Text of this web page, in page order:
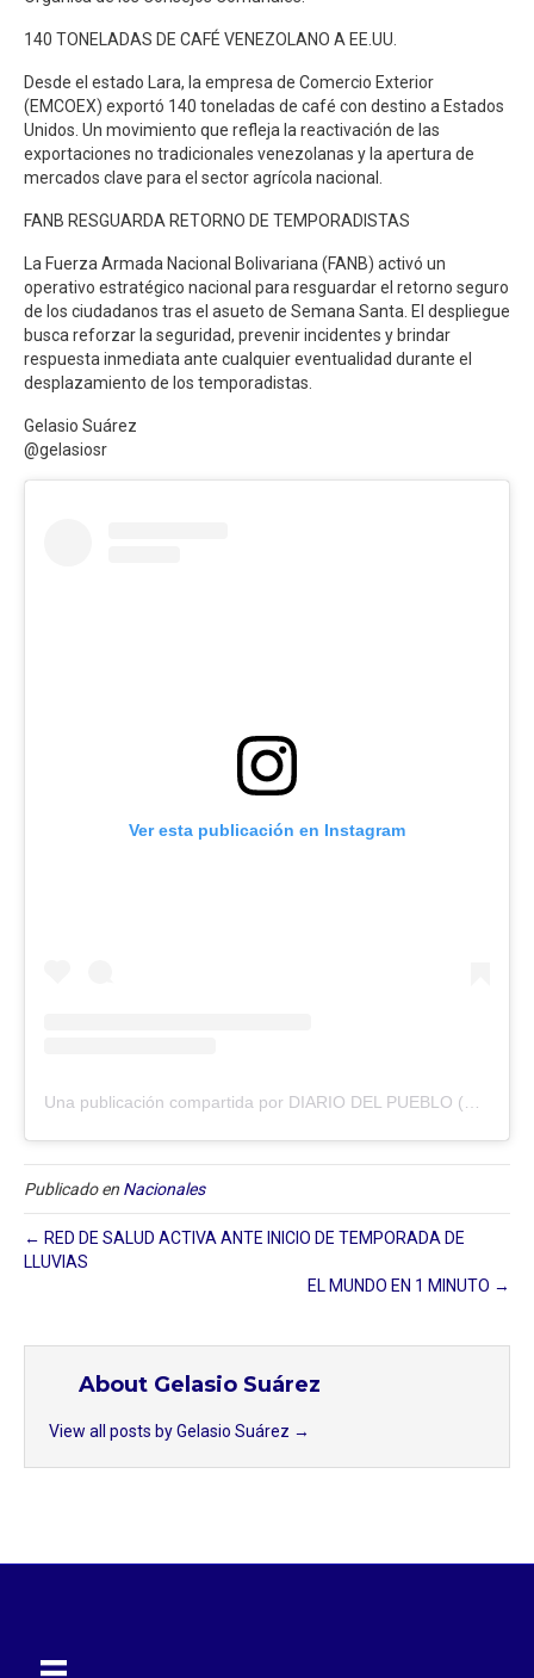
140 TONELADAS DE CAFÉ VENEZOLANO A EE.UU.
Desde el estado Lara, la empresa de Comercio Exterior
(EMCOEX) exportó 140 toneladas de café con destino a Estados
Unidos. Un movimiento que refleja la reactivación de las
exportaciones no tradicionales venezolanas y la apertura de
mercados clave para el sector agrícola nacional.
FANB RESGUARDA RETORNO DE TEMPORADISTAS
La Fuerza Armada Nacional Bolivariana (FANB) activó un
operativo estratégico nacional para resguardar el retorno seguro
de los ciudadanos tras el asueto de Semana Santa. El despliegue
busca reforzar la seguridad, prevenir incidentes y brindar
respuesta inmediata ante cualquier eventualidad durante el
desplazamiento de los temporadistas.
Gelasio Suárez
@gelasiosr
Ver esta publicación en Instagram
Publicado en Nacionales
← RED DE SALUD ACTIVA ANTE INICIO DE TEMPORADA DE
LLUVIAS
EL MUNDO EN 1 MINUTO →
About Gelasio Suárez
View all posts by Gelasio Suárez →